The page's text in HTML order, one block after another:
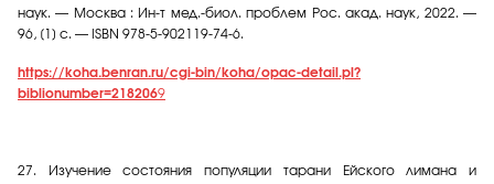
наук. — Москва : Ин-т мед.-биол. проблем Рос. акад. наук, 2022. —
96, [1] с. — ISBN 978-5-902119-74-6.
https://koha.benran.ru/cgi-bin/koha/opac-detail.pl?
biblionumber=2182069
27.
Изучение состояния популяции тарани Ейского лимана и